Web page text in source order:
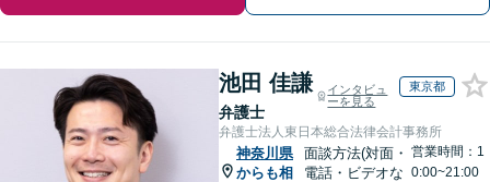
池田 佳謙
弁護士
インタビュ
ーを見る
東京都
弁護士法人東日本総合法律会計事務所
神奈川県
からも相
面談方法(対面・
電話・ビデオな
営業時間：1
0:00~21:00